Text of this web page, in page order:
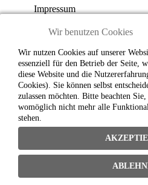
Impressum
Datenschutzerklärung
Lieferbedingungen |
Widerrufsrecht
Widerrufsbelehrung | -
formular
Wir benutzen Cookies
Wir nutzen Cookies auf unserer
essenziell für den Betrieb der Seite,
diese Website und die
Cookies). Sie können selbst
zulassen möchten. Bitte beachten
womöglich nicht mehr alle
stehen.